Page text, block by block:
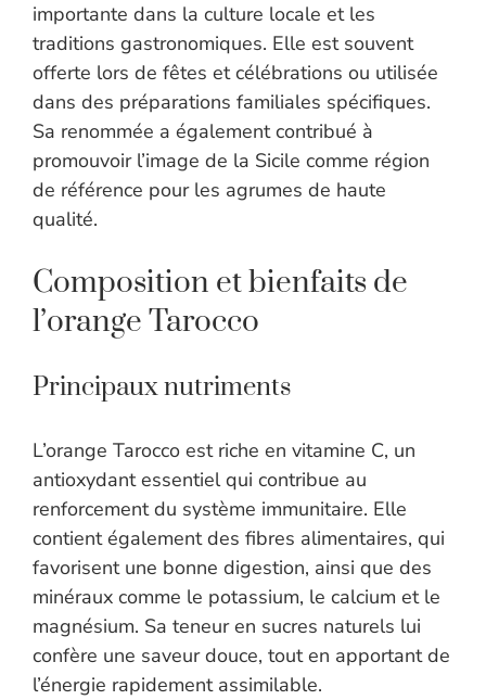
importante dans la culture locale et les
traditions gastronomiques. Elle est souvent
offerte lors de fêtes et célébrations ou utilisée
dans des préparations familiales spécifiques.
Sa renommée a également contribué à
promouvoir l’image de la Sicile comme région
de référence pour les agrumes de haute
qualité.
Composition et bienfaits de
l’orange Tarocco
Principaux nutriments
L’orange Tarocco est riche en vitamine C, un
antioxydant essentiel qui contribue au
renforcement du système immunitaire. Elle
contient également des fibres alimentaires, qui
favorisent une bonne digestion, ainsi que des
minéraux comme le potassium, le calcium et le
magnésium. Sa teneur en sucres naturels lui
confère une saveur douce, tout en apportant de
l’énergie rapidement assimilable.